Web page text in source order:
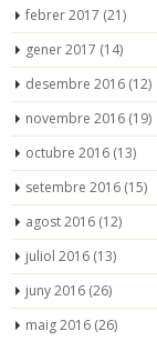
febrer 2017 (21)
gener 2017 (14)
desembre 2016 (12)
novembre 2016 (19)
octubre 2016 (13)
setembre 2016 (15)
agost 2016 (12)
juliol 2016 (13)
juny 2016 (26)
maig 2016 (26)